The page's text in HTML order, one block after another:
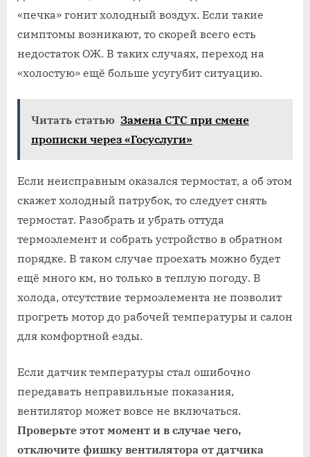
«печка» гонит холодный воздух. Если такие
симптомы возникают, то скорей всего есть
недостаток ОЖ. В таких случаях, переход на
«холостую» ещё больше усугубит ситуацию.
Читать статью Замена СТС при смене
прописки через «Госуслуги»
Если неисправным оказался термостат, а об этом
скажет холодный патрубок, то следует снять
термостат. Разобрать и убрать оттуда
термоэлемент и собрать устройство в обратном
порядке. В таком случае проехать можно будет
ещё много км, но только в теплую погоду. В
холода, отсутствие термоэлемента не позволит
прогреть мотор до рабочей температуры и салон
для комфортной езды.
Если датчик температуры стал ошибочно
передавать неправильные показания,
вентилятор может вовсе не включаться.
Проверьте этот момент и в случае чего,
отключите фишку вентилятора от датчика